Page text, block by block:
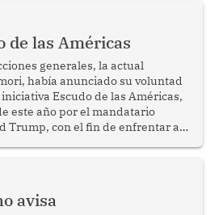
de las Américas
generales, la actual
había anunciado su voluntad
Escudo de las Américas,
este año por el mandatario
Trump, con el fin de enfrentar al
avisa